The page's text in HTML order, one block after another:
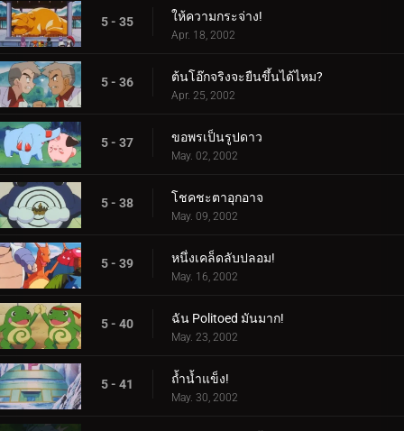
5 - 35 ให้ความกระจ่าง!
Apr. 18, 2002
5 - 36 ต้นโอ๊กจริงจะยืนขึ้นได้ไหม?
Apr. 25, 2002
5 - 37 ขอพรเป็นรูปดาว
May. 02, 2002
5 - 38 โชคชะตาอุกอาจ
May. 09, 2002
5 - 39 หนึ่งเคล็ดลับปลอม!
May. 16, 2002
5 - 40 ฉัน Politoed มันมาก!
May. 23, 2002
5 - 41 ถ้ำน้ำแข็ง!
May. 30, 2002